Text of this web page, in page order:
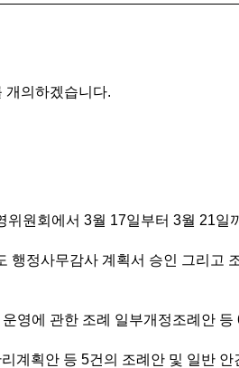
개의하겠습니다.
원회에서 3월 17일부터 3월 21일
정사무감사 계획서 승인 그리고
영에 관한 조례 일부개정조례안
계획안 등 5건의 조례안 및 일반